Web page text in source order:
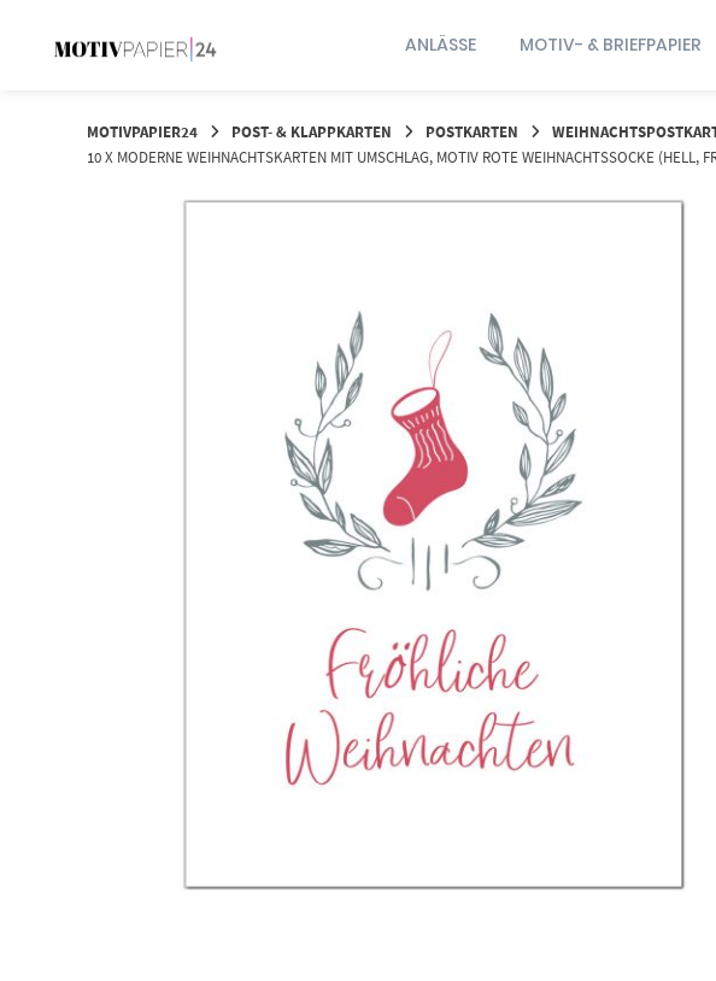
ANLÄSSE MOTIV- & BRIEFPAPIER
MOTIVPAPIER24 POST- & KLAPPKARTEN POSTKARTEN
10 X MODERNE WEIHNACHTSKARTEN MIT UMSCHLAG, MOTIV ROTE WEIHNACHTSSOCKE